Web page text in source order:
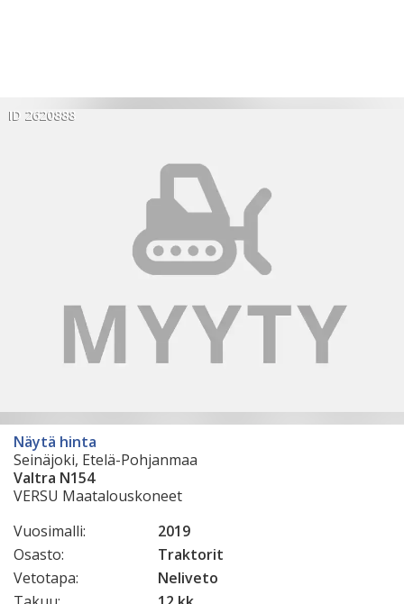
ID 2620888
Näytä hinta
Seinäjoki, Etelä-Pohjanmaa
Valtra N154
VERSU Maatalouskoneet
Vuosimalli:
2019
Osasto:
Traktorit
Vetotapa:
Neliveto